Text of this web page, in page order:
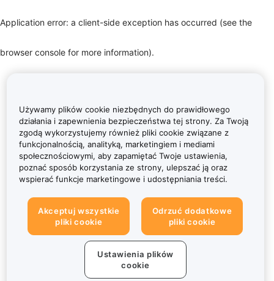
Application error: a client-side exception has occurred (see the
browser console for more information).
Używamy plików cookie niezbędnych do prawidłowego
działania i zapewnienia bezpieczeństwa tej strony. Za Twoją
zgodą wykorzystujemy również pliki cookie związane z
funkcjonalnością, analityką, marketingiem i mediami
społecznościowymi, aby zapamiętać Twoje ustawienia,
poznać sposób korzystania ze strony, ulepszać ją oraz
wspierać funkcje marketingowe i udostępniania treści.
Akceptuj wszystkie
pliki cookie
Odrzuć dodatkowe
pliki cookie
Ustawienia plików
cookie